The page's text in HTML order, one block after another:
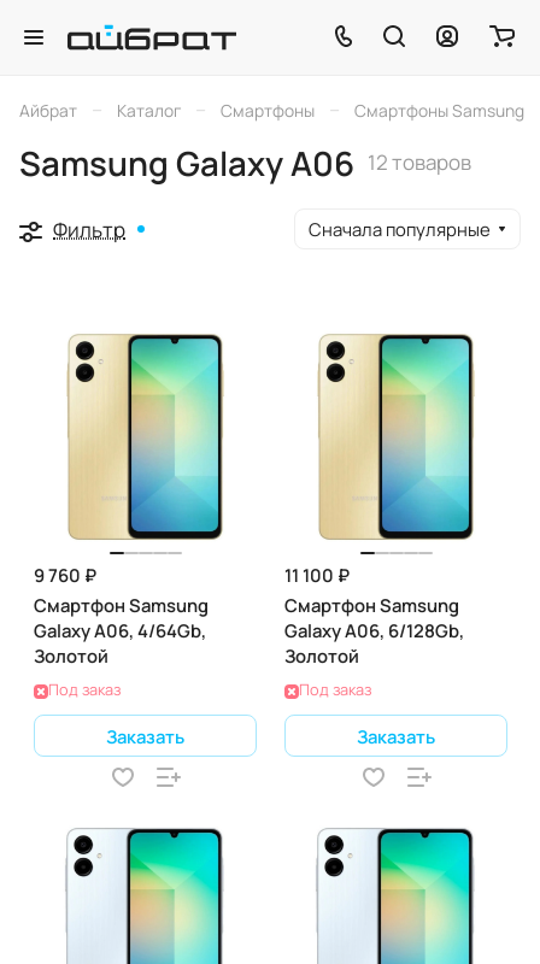
Айбрат – Каталог – Смартфоны – Смартфоны Samsung
Samsung Galaxy A06 12 товаров
Фильтр Сначала популярные
9 760 ₽
Смартфон Samsung
Galaxy A06, 4/64Gb,
Золотой
Под заказ
Заказать
11 100 ₽
Смартфон Samsung
Galaxy A06, 6/128Gb,
Золотой
Под заказ
Заказать